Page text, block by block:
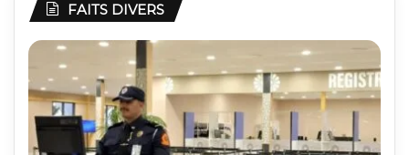
FAITS DIVERS